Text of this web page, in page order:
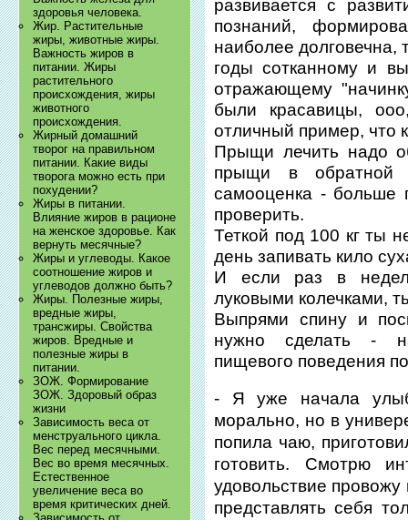
здоровья человека.
Жир. Растительные
жиры, животные жиры.
Важность жиров в
питании. Жиры
растительного
происхождения, жиры
животного
происхождения.
Жирный домашний
творог на правильном
питании. Какие виды
творога можно есть при
похудении?
Жиры в питании.
Влияние жиров в рационе
на женское здоровье. Как
вернуть месячные?
Жиры и углеводы. Какое
соотношение жиров и
углеводов должно быть?
Жиры. Полезные жиры,
вредные жиры,
трансжиры. Свойства
жиров. Вредные и
полезные жиры в
питании.
ЗОЖ. Формирование
ЗОЖ. Здоровый образ
жизни
Зависимость веса от
менструального цикла.
Вес перед месячными.
Вес во время месячных.
Естественное
увеличение веса во
время критических дней.
развивается с
познаний,
наиболее
годы сотканному и
отражающему
были красавицы,
отличный пример, что
Прыщи лечить надо
прыщи в обратной
самооценка - больше
проверить.
Теткой под 100 кг ты
день запивать кило
И если раз в
луковыми колечками,
Выпрями спину и
нужно сделать -
пищевого поведения
- Я уже начала
морально, но в
попила чаю,
готовить. Смотрю
удовольствие
представлять себя